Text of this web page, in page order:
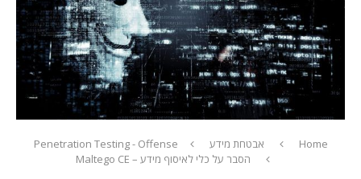
Home אבטחת מידע
Penetration Testing - Offense
הסבר על כלי לאיסוף מידע – Maltego CE